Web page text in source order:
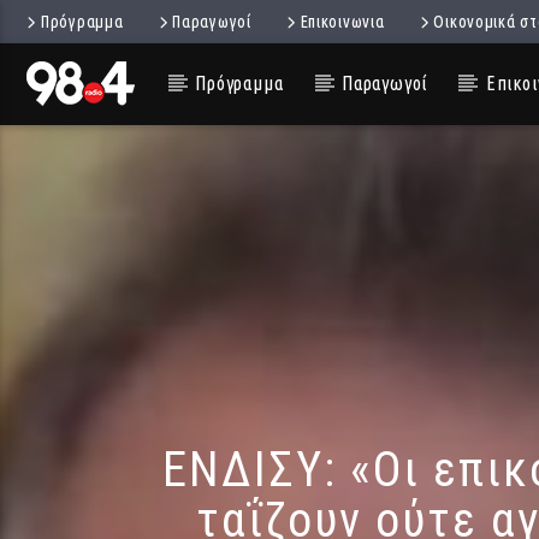
Πρόγραμμα Παραγωγοί Επικοινωνια Οικονομικά
Πρόγραμμα Παραγωγοί
ΕΝΔΙΣΥ: «Οι
ταΐζουν ούτε